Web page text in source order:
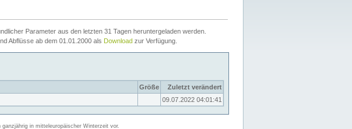
Parameter aus den letzten 31 Tagen heruntergeladen werden.
Abflüsse ab dem 01.01.2000 als Download zur Verfügung.
Größe
Zuletzt verändert
09.07.2022 04:01:41
in mitteleuropäischer Winterzeit vor.